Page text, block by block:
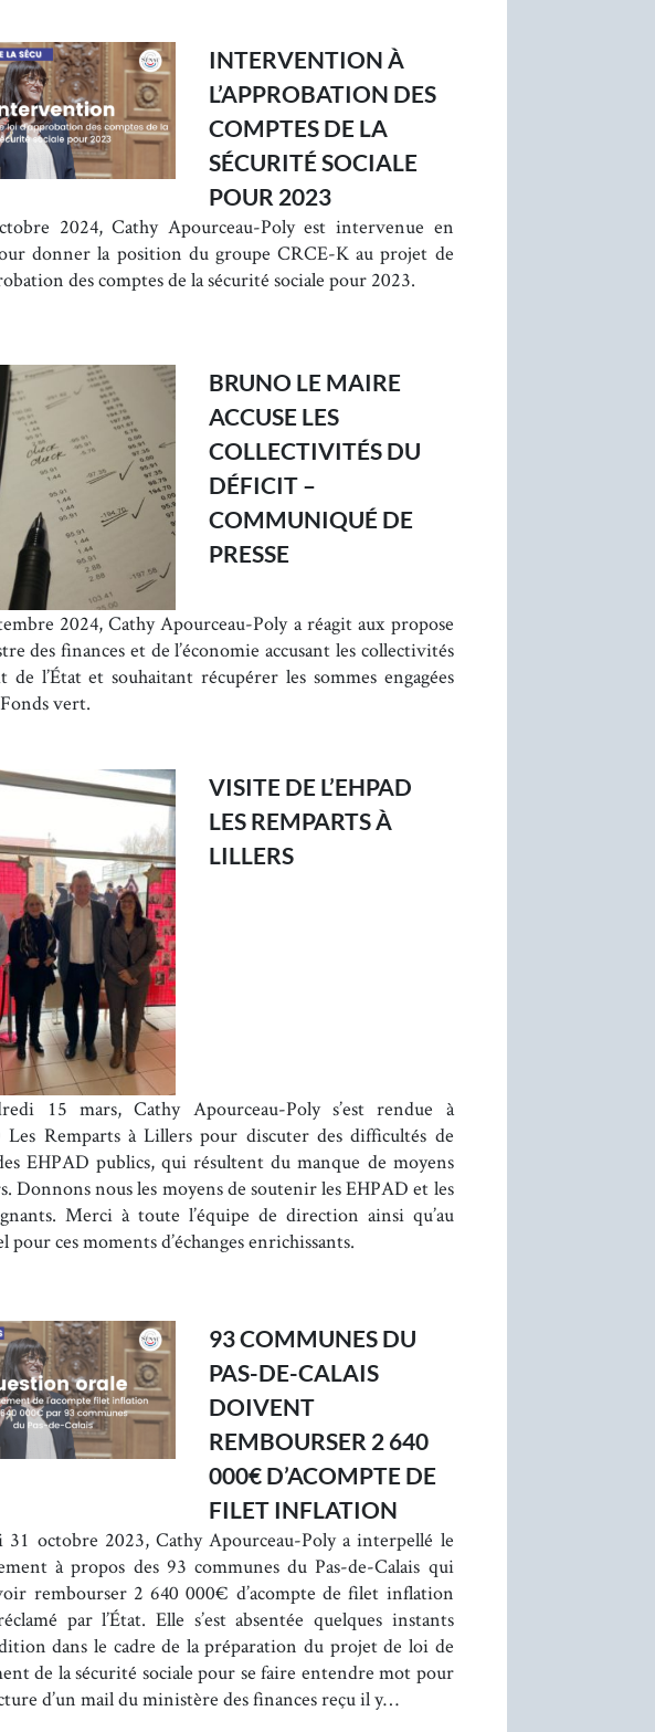
INTERVENTION À
L’APPROBATION DES
COMPTES DE LA
SÉCURITÉ SOCIALE
POUR 2023
2024, Cathy Apourceau-Poly est intervenue en
donner la position du groupe CRCE-K au projet de
des comptes de la sécurité sociale pour 2023.
BRUNO LE MAIRE
ACCUSE LES
COLLECTIVITÉS DU
DÉFICIT –
COMMUNIQUÉ DE
PRESSE
2024, Cathy Apourceau-Poly a réagit aux propose
des finances et de l’économie accusant les collectivités
de l’État et souhaitant récupérer les sommes engagées
vert.
VISITE DE L’EHPAD
LES REMPARTS À
LILLERS
15 mars, Cathy Apourceau-Poly s’est rendue à
Les Remparts à Lillers pour discuter des difficultés de
EHPAD publics, qui résultent du manque de moyens
Donnons nous les moyens de soutenir les EHPAD et les
Merci à toute l’équipe de direction ainsi qu’au
pour ces moments d’échanges enrichissants.
93 COMMUNES DU
PAS-DE-CALAIS
DOIVENT
REMBOURSER 2 640
000€ D’ACOMPTE DE
FILET INFLATION
31 octobre 2023, Cathy Apourceau-Poly a interpellé le
à propos des 93 communes du Pas-de-Calais qui
rembourser 2 640 000€ d’acompte de filet inflation
par l’État. Elle s’est absentée quelques instants
dans le cadre de la préparation du projet de loi de
de la sécurité sociale pour se faire entendre mot pour
d’un mail du ministère des finances reçu il y…